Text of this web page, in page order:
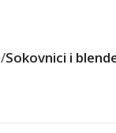
/Sokovnici i